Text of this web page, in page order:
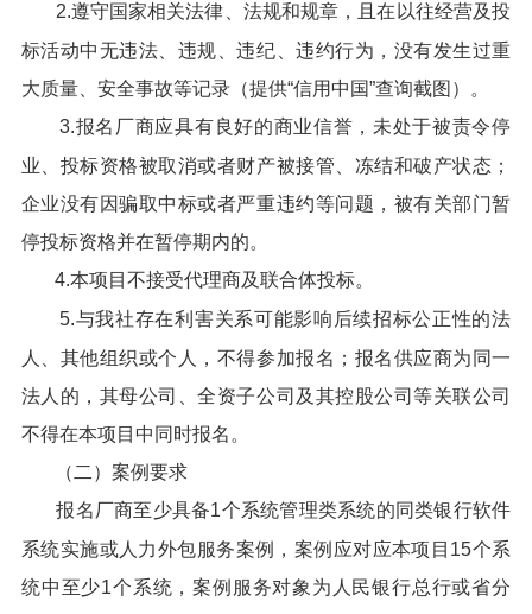
2.遵守国家相关法律、法规和规章，且在以往经营及投
标活动中无违法、违规、违纪、违约行为，没有发生过重
大质量、安全事故等记录（提供“信用中国”查询截图）。
3.报名厂商应具有良好的商业信誉，未处于被责令停
业、投标资格被取消或者财产被接管、冻结和破产状态；
企业没有因骗取中标或者严重违约等问题，被有关部门暂
停投标资格并在暂停期内的。
4.本项目不接受代理商及联合体投标。
5.与我社存在利害关系可能影响后续招标公正性的法
人、其他组织或个人，不得参加报名；报名供应商为同一
法人的，其母公司、全资子公司及其控股公司等关联公司
不得在本项目中同时报名。
（二）案例要求
报名厂商至少具备1个系统管理类系统的同类银行软件
系统实施或人力外包服务案例，案例应对应本项目15个系
统中至少1个系统，案例服务对象为人民银行总行或省分